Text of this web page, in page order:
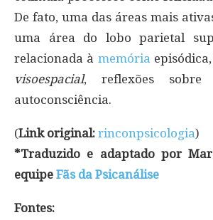
De fato, uma das áreas mais
uma área do lobo parietal
relacionada à memória
visoespacial, reflexões
autoconsciência.
(Link original: rinconpsicologia)
*Traduzido e adaptado por
equipe Fãs da Psicanálise
Fontes: